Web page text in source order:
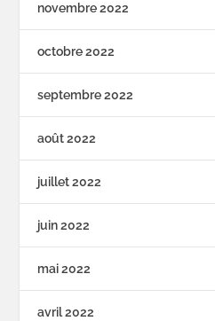
novembre 2022
octobre 2022
septembre 2022
août 2022
juillet 2022
juin 2022
mai 2022
avril 2022